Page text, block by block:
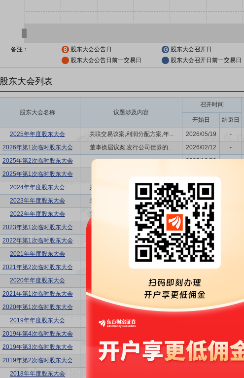
备注： 股东大会公告日 股东大会召开日
股东大会公告日前一交易日
股东大会召开日前一交易日
股东大会列表
股东大会名称 议题涉及内容
召开时间
开始日
结束日
2025年年度股东大会 关联交易议案,利润分配方案,年... 2026/05/19 -
2026年第1次临时股东大会
董事换届议案,发行公司债券的... 2026/02/12 -
2025年第2次临时股东大会
- 2025/12/29 -
2025年第1次临时股东大会
2024年年度股东大会
关联交易议案,利润分配方案,年... 2025/06/23
2023年年度股东大会
关联交易议案,利润分配方案,年... 2024/05/20
2022年年度股东大会
关联交易议案,利润分配方案,年... 2023/05/22
2023年第1次临时股东大会
董事换届议案,发行公司债券的... 2023/01/12
2022年第1次临时股东大会
2022/09/13
2021年年度股东大会
关联交易议案,利润分配方案,年... 2022/05/24
2021年第2次临时股东大会
- 2021/09/06
2020年年度股东大会
发行公司债券的议案,关联交易... 2021/05/14
2021年第1次临时股东大会
购并,关联交易议案 2021/02/24
2020年第1次临时股东大会
- 2020/09/10 -
2019年年度股东大会
发行公司债券的议案,关联交易...
2019年第4次临时股东大会
2019年第3次临时股东大会
关联交易议案 2019/11/12 -
2019年第2次临时股东大会
2019/08/30 -
2018年年度股东大会